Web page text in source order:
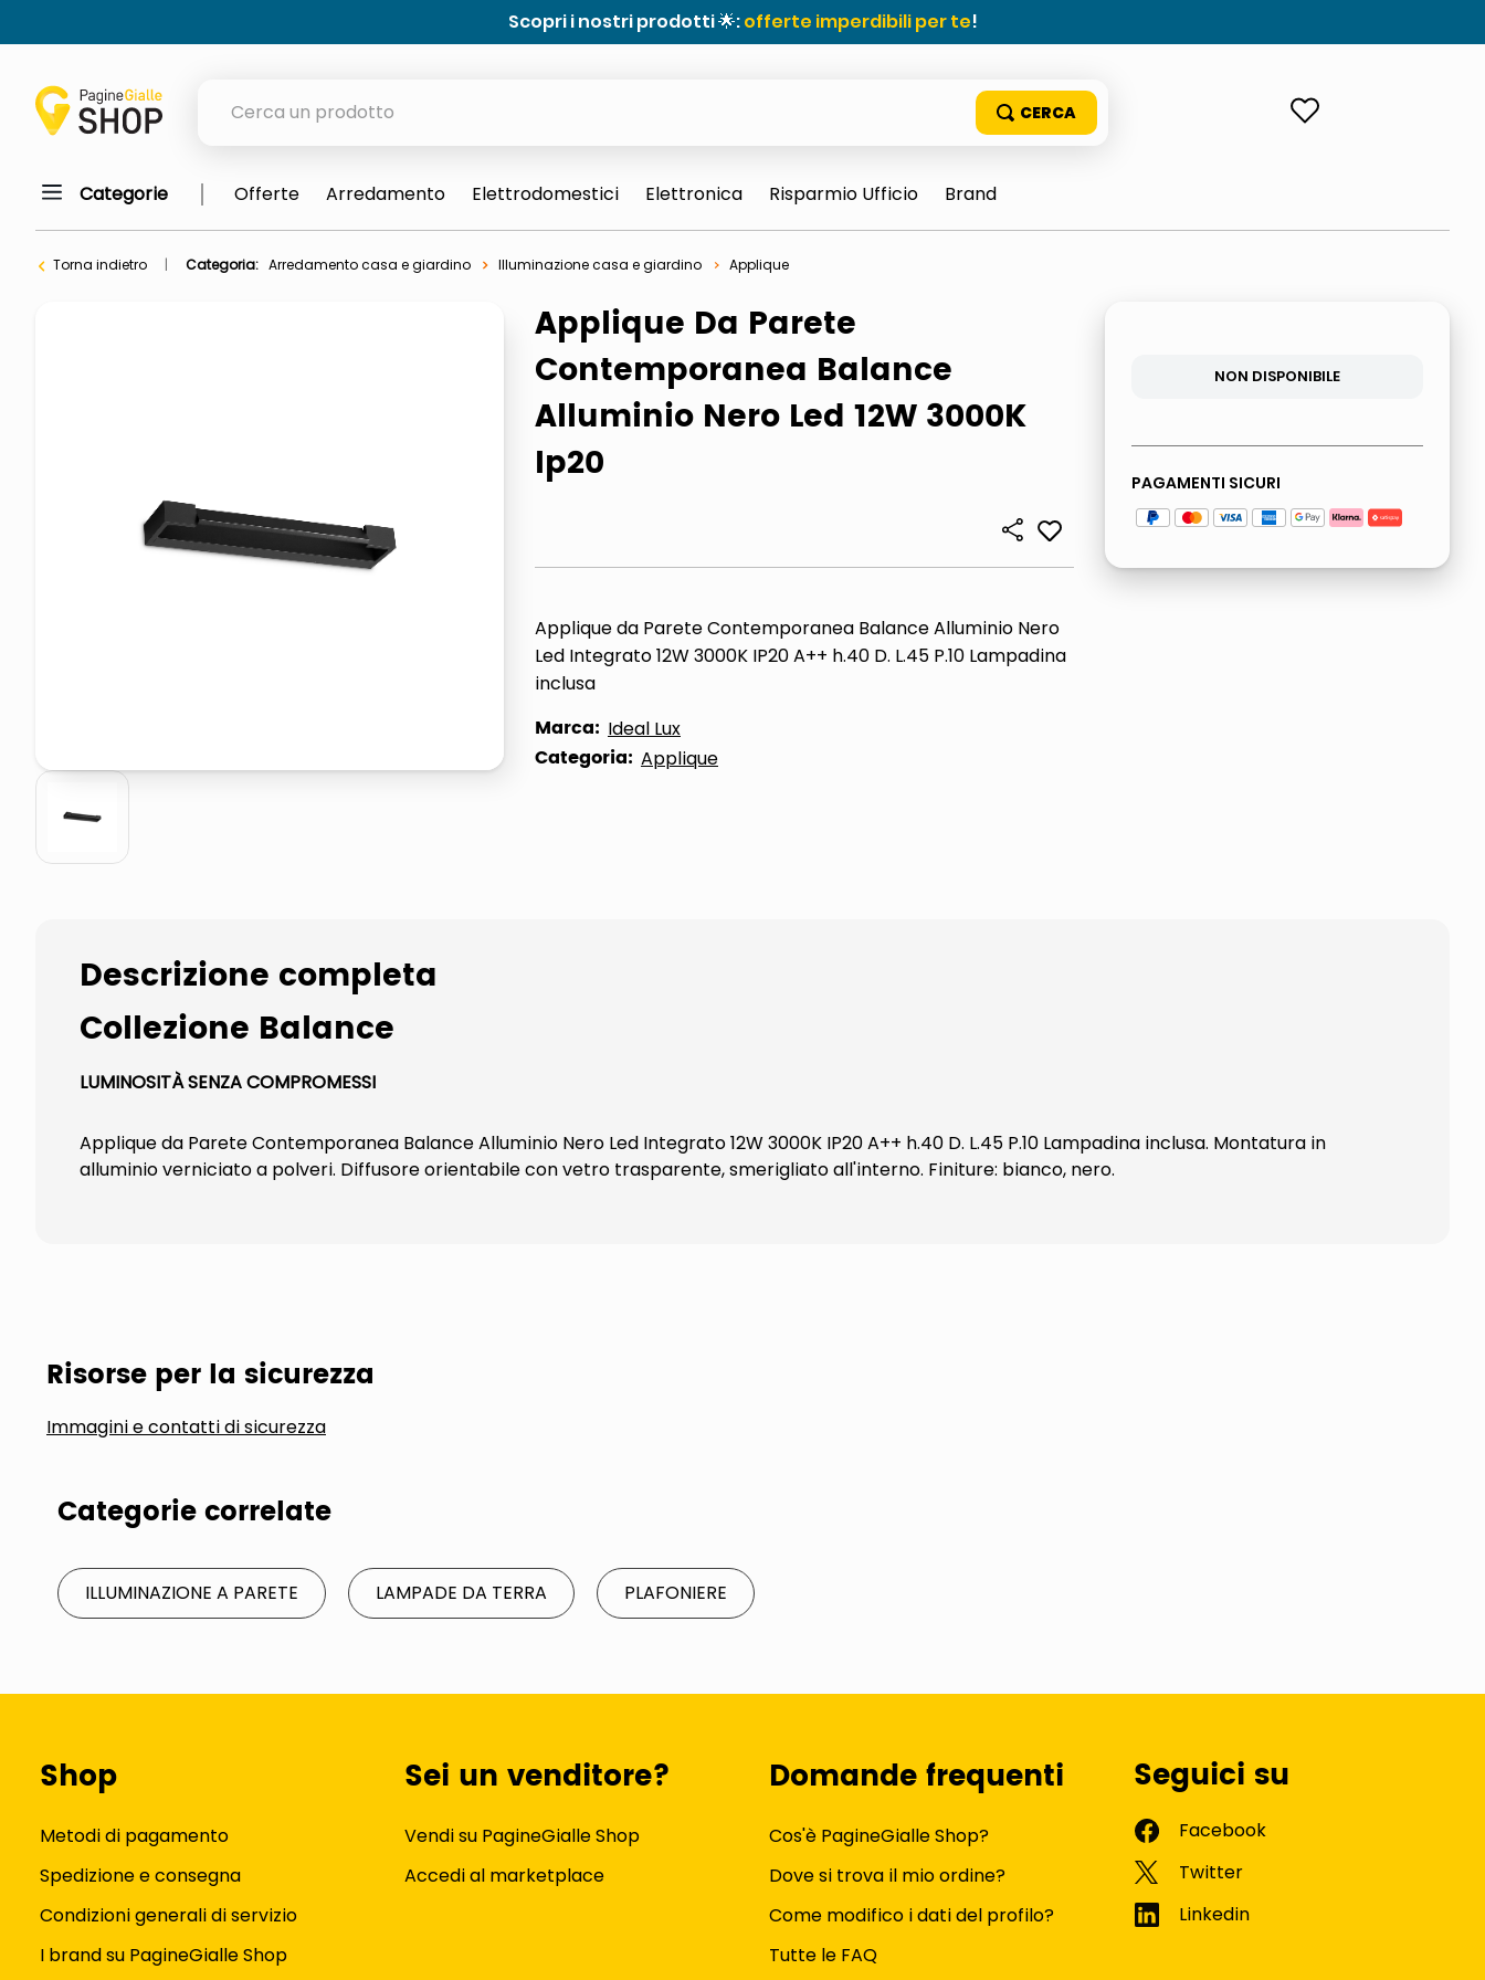
Scopri i nostri prodotti 🌟:offerte imperdibili per te!
meme
italia independent occhiali sole 0703 thin rotondo sun
elenco telefonico
asciuga capelli spazzola
Categorie Offerte Arredamento Elettrodomestici Elettronica Risparmio Ufficio Brand
Torna indietro Categoria: Arredamento casa e giardino Illuminazione casa e giardino Applique
Applique Da Parete
Contemporanea Balance
Alluminio Nero Led 12W 3000K
Ip20
Applique da Parete Contemporanea Balance Alluminio Nero
Led Integrato 12W 3000K IP20 A++ h.40 D. L.45 P.10 Lampadina
inclusa
Marca: Ideal Lux
Categoria: Applique
NON DISPONIBILE
PAGAMENTI SICURI
Descrizione completa
Collezione Balance
LUMINOSITÀ SENZA COMPROMESSI
Applique da Parete Contemporanea Balance Alluminio Nero Led Integrato 12W 3000K IP20 A++ h.40 D. L.45 P.10 Lampadina inclusa. Montatura in
alluminio verniciato a polveri. Diffusore orientabile con vetro trasparente, smerigliato all'interno. Finiture: bianco, nero.
Risorse per la sicurezza
Immagini e contatti di sicurezza
Categorie correlate
ILLUMINAZIONE A PARETE LAMPADE DA TERRA PLAFONIERE
Shop
Metodi di pagamento
Spedizione e consegna
Condizioni generali di servizio
I brand su PagineGialle Shop
Sei un venditore?
Vendi su PagineGialle Shop
Accedi al marketplace
Domande frequenti
Cos'è PagineGialle Shop?
Dove si trova il mio ordine?
Come modifico i dati del profilo?
Tutte le FAQ
Seguici su